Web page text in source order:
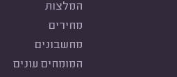
המלצות
מחירים
מחשבונים
המומחים עונים